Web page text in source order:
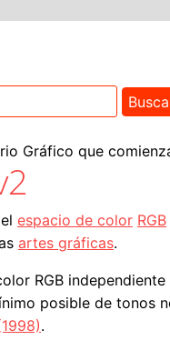
Gráfico que
espacio de color RGB
artes gráficas.
RGB
posible de tonos
.